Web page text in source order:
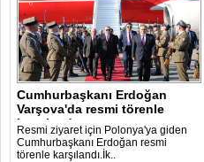
Cumhurbaşkanı Erdoğan
Varşova'da resmi törenle
karşılandı..
Resmi ziyaret için Polonya'ya giden
Cumhurbaşkanı Erdoğan resmi
törenle karşılandı.İk..